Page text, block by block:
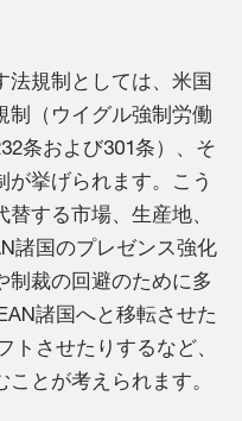
法規制としては、米国
制（ウイグル強制労働
条および301条）、そ
が挙げられます。こう
する市場、生産地、
諸国のプレゼンス強化
制裁の回避のために多
諸国へと移転させた
トさせたりするなど、
とが考えられます。